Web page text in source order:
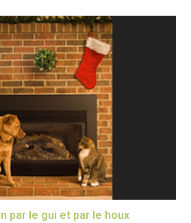
par le gui et par le houx